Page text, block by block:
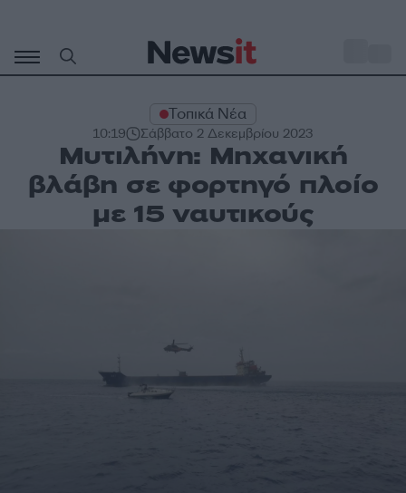
περιεχόμενο
Τοπικά Νέα
10:19 Σάββατο 2 Δεκεμβρίου 2023
Μυτιλήνη: Μηχανική
βλάβη σε φορτηγό πλοίο
με 15 ναυτικούς